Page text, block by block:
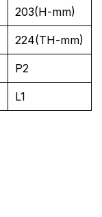
203(H-mm)
224(TH-mm)
P2
L1